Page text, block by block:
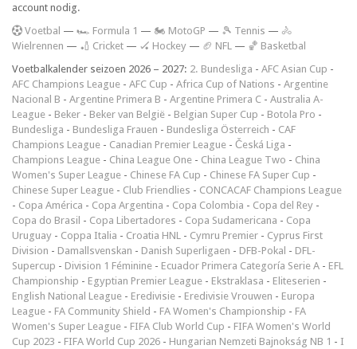
account nodig.
Voetbal — 🏎️ Formula 1 — 🏍 MotoGP — 🎾 Tennis — 🚴
Wielrennen — 🏏 Cricket — 🏑 Hockey — 🏈 NFL — 🏀 Basketbal
Voetbalkalender seizoen 2026 – 2027: 2. Bundesliga - AFC Asian Cup -
AFC Champions League - AFC Cup - Africa Cup of Nations - Argentine
Nacional B - Argentine Primera B - Argentine Primera C - Australia A-
League - Beker - Beker van België - Belgian Super Cup - Botola Pro -
Bundesliga - Bundesliga Frauen - Bundesliga Österreich - CAF
Champions League - Canadian Premier League - Česká Liga -
Champions League - China League One - China League Two - China
Women's Super League - Chinese FA Cup - Chinese FA Super Cup -
Chinese Super League - Club Friendlies - CONCACAF Champions League
- Copa América - Copa Argentina - Copa Colombia - Copa del Rey -
Copa do Brasil - Copa Libertadores - Copa Sudamericana - Copa
Uruguay - Coppa Italia - Croatia HNL - Cymru Premier - Cyprus First
Division - Damallsvenskan - Danish Superligaen - DFB-Pokal - DFL-
Supercup - Division 1 Féminine - Ecuador Primera Categoría Serie A - EFL
Championship - Egyptian Premier League - Ekstraklasa - Eliteserien -
English National League - Eredivisie - Eredivisie Vrouwen - Europa
League - FA Community Shield - FA Women's Championship - FA
Women's Super League - FIFA Club World Cup - FIFA Women's World
Cup 2023 - FIFA World Cup 2026 - Hungarian Nemzeti Bajnokság NB 1 - I